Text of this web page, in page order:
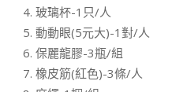
玻璃杯-1只/人
動動眼(5元大)-1對/人
保麗龍膠-3瓶/組
橡皮筋(紅色)-3條/人